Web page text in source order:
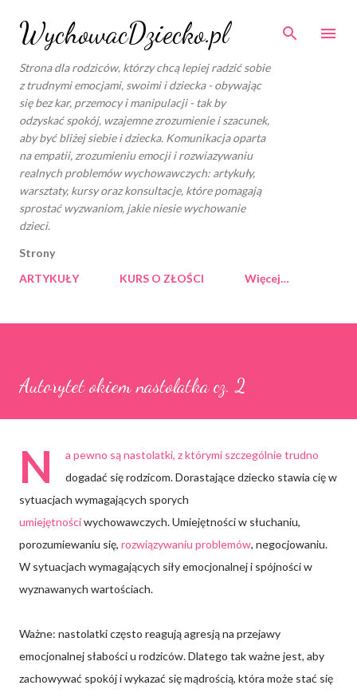
Przejdź do głównej zawartości
WychowacDziecko.pl
Strona dla rodziców, którzy chcą lepiej radzić sobie
z trudnymi emocjami, swoimi i dziecka - obywając
się bez kar, przemocy i manipulacji - tak by
odzyskać spokój, wzajemne zrozumienie i szacunek,
aby być bliżej siebie i dziecka. Komunikacja oparta
na empatii, zrozumieniu emocji i rozwiazywaniu
realnych problemów wychowawczych: artykuły,
warsztaty, kursy oraz konsultacje, które pomagają
sprostać wyzwaniom, jakie niesie wychowanie
dzieci.
Strony
ARTYKUŁY
KURS O ZŁOŚCI Więcej…
Autorytet okiem nastolatka cz. 2
N
a pewno są nastolatki, z którymi szczególnie trudno
dogadać się rodzicom. Dorastające dziecko stawia cię w
sytuacjach wymagających sporych
umiejętnościwychowawczych. Umiejętności w słuchaniu,
porozumiewaniu się, rozwiązywaniu problemów, negocjowaniu.
W sytuacjach wymagających siły emocjonalnej i spójności w
wyznawanych wartościach.
Ważne: nastolatki często reagują agresją na przejawy
emocjonalnej słabości u rodziców. Dlatego tak ważne jest, aby
zachowywać spokój i wykazać się mądrością, która może stać się